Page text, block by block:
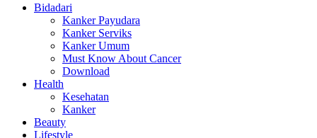
Bidadari
Kanker Payudara
Kanker Serviks
Kanker Umum
Must Know About Cancer
Download
Health
Kesehatan
Kanker
Beauty
Lifestyle